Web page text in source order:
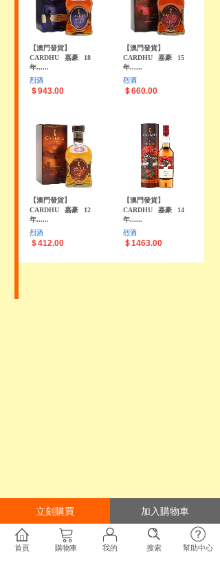
立刻購買 加入購物車
【澳門發貨】
CARDHU
嘉豪
18
年......
烈酒
＄943.00
【澳門發貨】
CARDHU
嘉豪
15
年......
烈酒
＄660.00
【澳門發貨】
CARDHU
嘉豪
12
年......
烈酒
＄412.00
【澳門發貨】
CARDHU
嘉豪
14
年......
烈酒
＄1463.00
首頁 購物車 我的 搜索 幫助中心